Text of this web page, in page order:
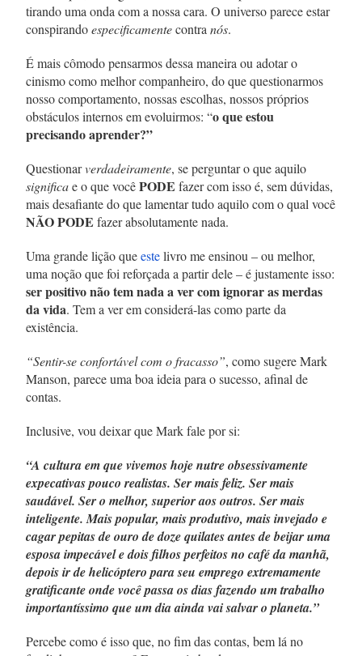
tirando uma onda com a nossa cara. O universo parece estar
conspirandoespecificamentecontranós.
É mais cômodo pensarmos dessa maneira ou adotar o
cinismo como melhor companheiro, do que questionarmos
nosso comportamento, nossas escolhas, nossos próprios
obstáculos internos em evoluirmos: “o que estou
precisando aprender?”
Questionarverdadeiramente, se perguntar o que aquilo
significae o que vocêPODE fazer com isso é, sem dúvidas,
mais desafiante do que lamentar tudo aquilo com o qual você
NÃO PODE fazer absolutamente nada.
Uma grande lição queestelivro me ensinou – ou melhor,
uma noção que foi reforçada a partir dele – é justamente isso:
ser positivo não tem nada a ver com ignorar as merdas
da vida. Tem a ver em considerá-las como parte da
existência.
“Sentir-se confortável com o fracasso”, como sugere Mark
Manson, parece uma boa ideia para o sucesso, afinal de
contas.
Inclusive, vou deixar que Mark fale por si:
“A cultura em que vivemos hoje nutre obsessivamente
expecativas pouco realistas. Ser mais feliz. Ser mais
saudável. Ser o melhor, superior aos outros. Ser mais
inteligente. Mais popular, mais produtivo, mais invejado e
cagar pepitas de ouro de doze quilates antes de beijar uma
esposa impecável e dois filhos perfeitos no café da manhã,
depois ir de helicóptero para seu emprego extremamente
gratificante onde você passa os dias fazendo um trabalho
importantíssimo que um dia ainda vai salvar o planeta.”
Percebe como é isso que, no fim das contas, bem lá no